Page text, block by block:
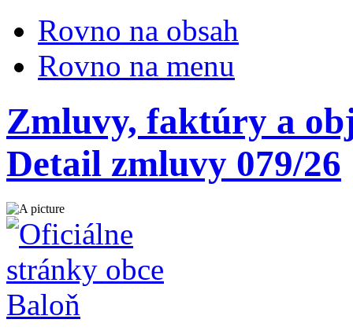
Rovno na obsah
Rovno na menu
Zmluvy, faktúry a
Detail zmluvy 079/26